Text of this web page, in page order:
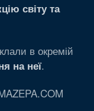
світу та
в окремій
на неї.